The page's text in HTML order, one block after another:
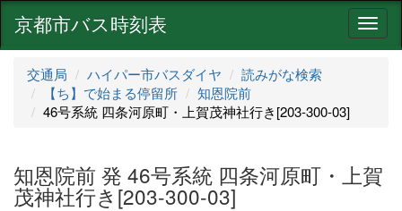
ナ
ビ
京都市バス時刻表
交通局 ハイパー市バスダイヤ
読みがな検索
【ち】で始まる停留所
知恩院前
46号系統 四条河原町・上賀茂神社行き[203-300-03]
知恩院前 発 46号系統 四条河原町・上賀
茂神社行き[203-300-03]